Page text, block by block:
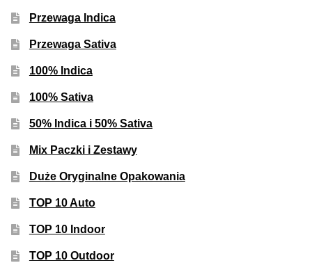
Informacje
Blog
GRATIS
PROMOCJA 500 Plus
Formy i Koszt Wysyłki
Odbiór Osobisty
Przewaga Indica
Przewaga Sativa
100% Indica
100% Sativa
50% Indica i 50% Sativa
Mix Paczki i Zestawy
Duże Oryginalne Opakowania
TOP 10 Auto
TOP 10 Indoor
TOP 10 Outdoor